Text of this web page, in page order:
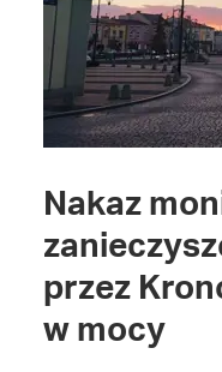
Nakaz
przez
w mocy